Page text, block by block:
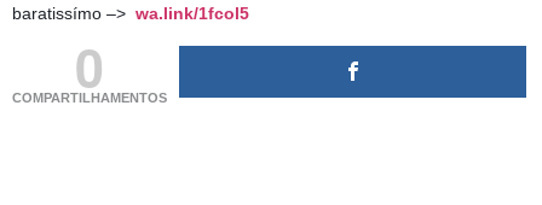
baratissímo –> wa.link/1fcol5
0
COMPARTILHAMENTOS